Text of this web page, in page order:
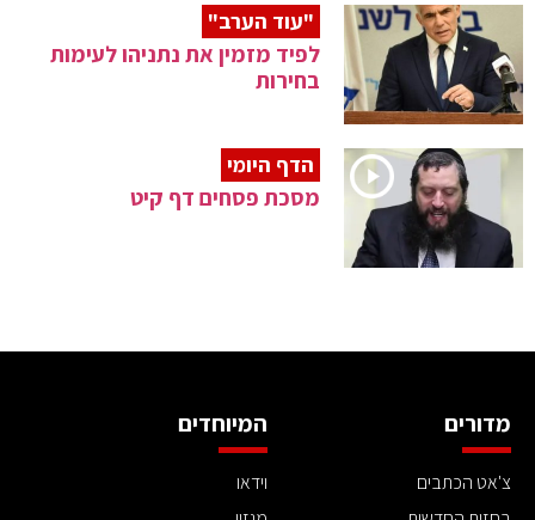
"עוד הערב"
לפיד מזמין את נתניהו לעימות
בחירות
הדף היומי
מסכת פסחים דף קיט
מדורים
צ'אט הכתבים
המיוחדים
וידאו